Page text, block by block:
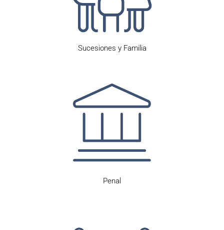
Sucesiones y Familia
Penal